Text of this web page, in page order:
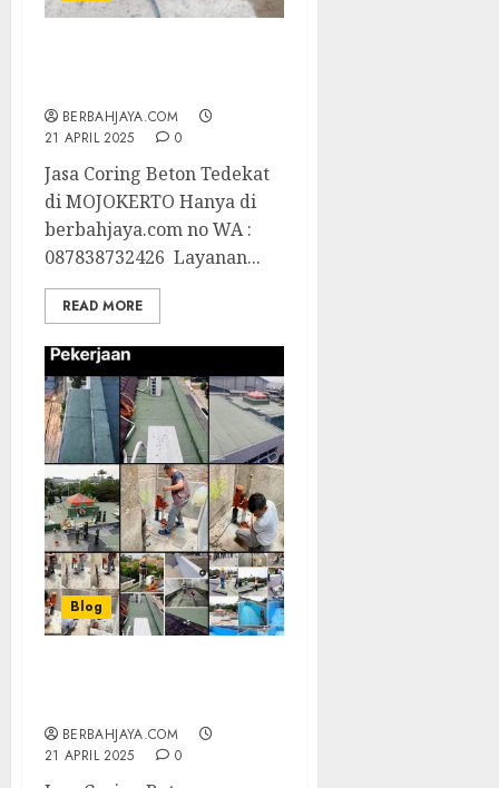
BERBAHJAYA.COM
21 APRIL 2025
0
Jasa Coring Beton Tedekat
di MOJOKERTO Hanya di
berbahjaya.com no WA :
087838732426 Layanan...
READ MORE
Blog
BERBAHJAYA.COM
21 APRIL 2025
0